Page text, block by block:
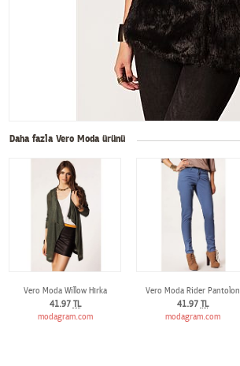
Daha fazla Vero Moda ürünü
Vero Moda Willow Hırka
41.97 TL
modagram.com
Vero Moda Rider Pantolon
41.97 TL
modagram.com